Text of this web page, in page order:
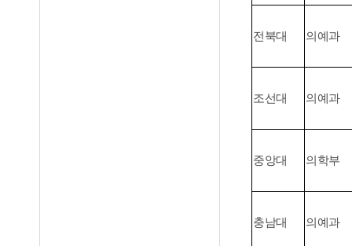
전북대 의예과
조선대 의예과
중앙대 의학부
충남대 의예과